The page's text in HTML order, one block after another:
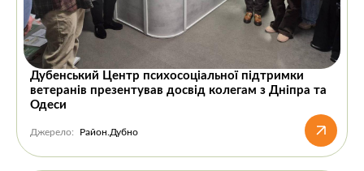
Дубенський Центр психосоціальної підтримки
ветеранів презентував досвід колегам з Дніпра та
Одеси
Джерело: Район.Дубно